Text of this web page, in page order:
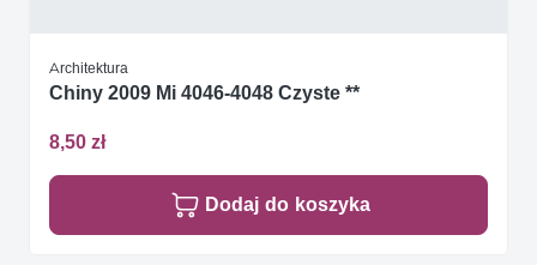
Architektura
Chiny 2009 Mi 4046-4048 Czyste **
8,50 zł
Dodaj do koszyka